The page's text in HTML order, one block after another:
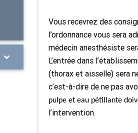
Vous recevrez des
l’ordonnance vous sera
médecin anesthésiste
L’entrée dans
(thorax et aisselle) sera
c’est-à-dire de ne pas
pulpe et eau pétillante
l’intervention.